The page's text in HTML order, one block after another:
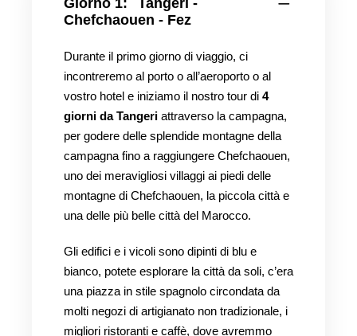
Chefchaouen - Fez
Durante il primo giorno di viaggio, ci
incontreremo al porto o all’aeroporto o al
vostro hotel e iniziamo il nostro tour di 4
giorni da Tangeri attraverso la campagna,
per godere delle splendide montagne della
campagna fino a raggiungere Chefchaouen,
uno dei meravigliosi villaggi ai piedi delle
montagne di Chefchaouen, la piccola città e
una delle più belle città del Marocco.
Gli edifici e i vicoli sono dipinti di blu e
bianco, potete esplorare la città da soli, c’era
una piazza in stile spagnolo circondata da
molti negozi di artigianato non tradizionale, i
migliori ristoranti e caffè, dove avremmo